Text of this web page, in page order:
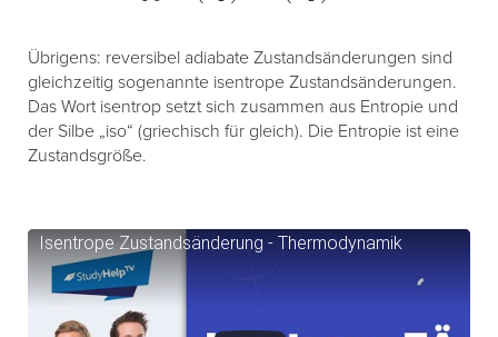
Übrigens: reversibel adiabate Zustandsänderungen sind
gleichzeitig sogenannte isentrope Zustandsänderungen.
Das Wort isentrop setzt sich zusammen aus Entropie und
der Silbe „iso“ (griechisch für gleich). Die Entropie ist eine
Zustandsgröße.
Isentrope Zustandsänderung - Thermodynamik